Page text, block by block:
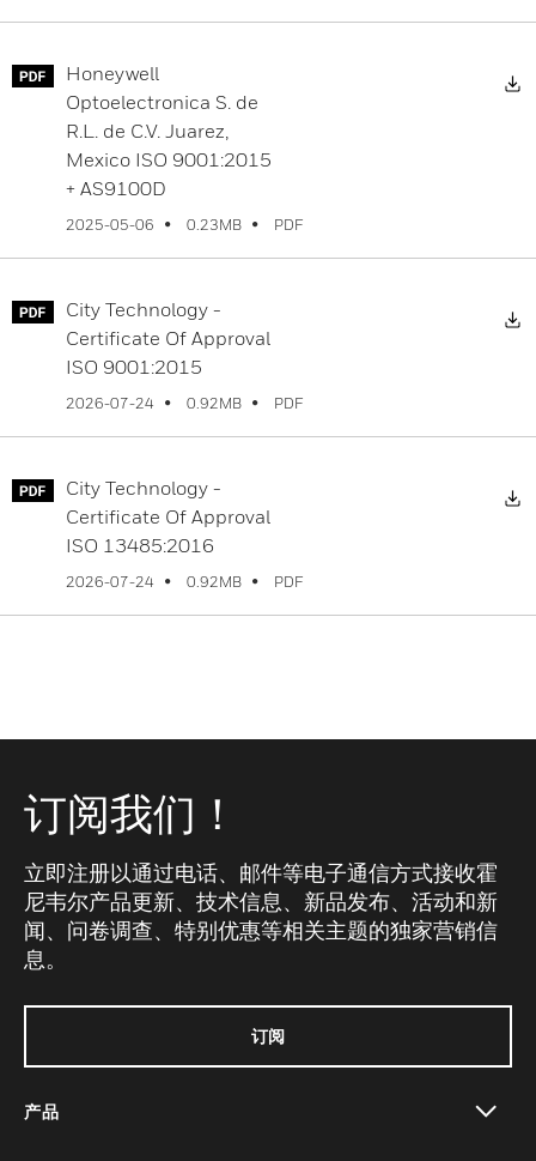
Honeywell
Optoelectronica S. de
R.L. de C.V. Juarez,
Mexico ISO 9001:2015
+ AS9100D
2025-05-06 0.23MB PDF
City Technology -
Certificate Of Approval
ISO 9001:2015
2026-07-24 0.92MB PDF
City Technology -
Certificate Of Approval
ISO 13485:2016
2026-07-24 0.92MB PDF
订阅我们！
立即注册以通过电话、邮件等电子通信方式接收霍
尼韦尔产品更新、技术信息、新品发布、活动和新
闻、问卷调查、特别优惠等相关主题的独家营销信
息。
订阅
产品